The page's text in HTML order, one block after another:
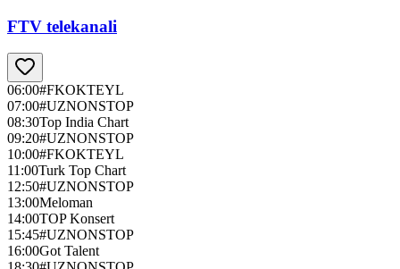
FTV telekanali
06:00#FKOKTEYL
07:00#UZNONSTOP
08:30Top India Chart
09:20#UZNONSTOP
10:00#FKOKTEYL
11:00Turk Top Chart
12:50#UZNONSTOP
13:00Meloman
14:00TOP Konsert
15:45#UZNONSTOP
16:00Got Talent